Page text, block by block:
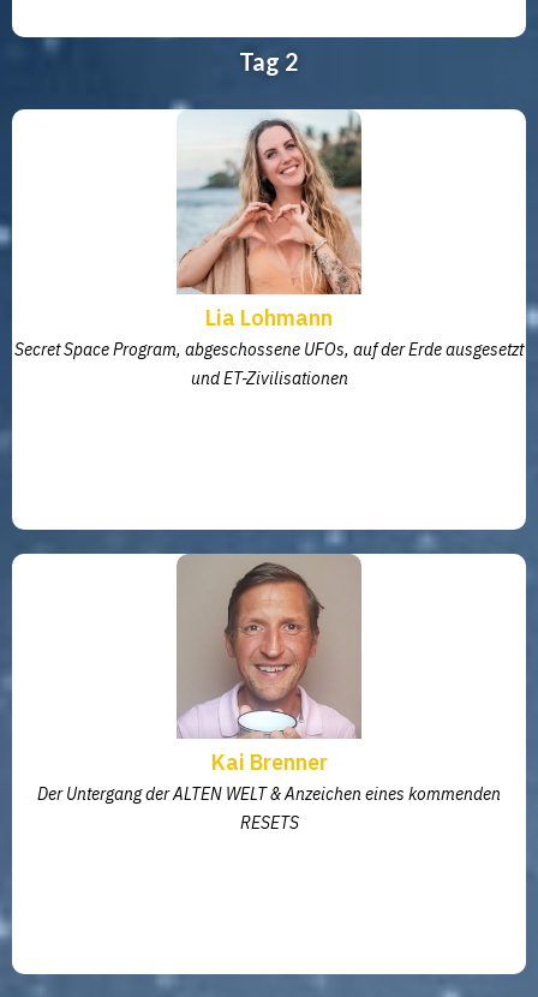
Tag 2
Lia Lohmann
Secret Space Program, abgeschossene UFOs, auf der Erde ausgesetzt
und ET-Zivilisationen
Kai Brenner
Der Untergang der ALTEN WELT & Anzeichen eines kommenden
RESETS